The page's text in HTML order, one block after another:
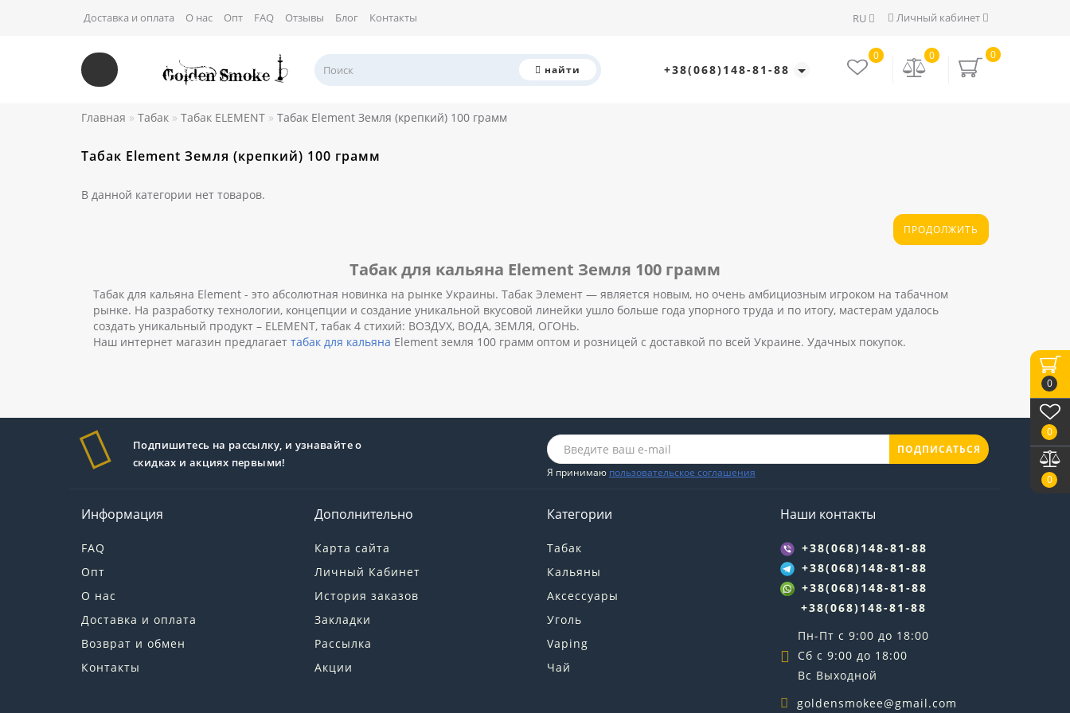
0
0
0
Личный кабинет
RU
Доставка и оплата О нас Опт FAQ Отзывы Блог Контакты
найти +38(068)148-81-88
0
0
0
Главная Табак Табак ELEMENT Табак Element Земля (крепкий) 100 грамм
Табак Element Земля (крепкий) 100 грамм
В данной категории нет товаров.
ПРОДОЛЖИТЬ
Табак для кальяна Element Земля 100 грамм
Табак для кальяна Element - это абсолютная новинка на рынке Украины. Табак Элемент — является новым, но очень амбициозным игроком на табачном
рынке. На разработку технологии, концепции и создание уникальной вкусовой линейки ушло больше года упорного труда и по итогу, мастерам удалось
создать уникальный продукт – ELEMENT, табак 4 стихий: ВОЗДУХ, ВОДА, ЗЕМЛЯ, ОГОНЬ.
Наш интернет магазин предлагает табак для кальяна Element земля 100 грамм оптом и розницей с доставкой по всей Украине. Удачных покупок.
Подпишитесь на рассылку, и узнавайте о
скидках и акциях первыми!
ПОДПИСАТЬСЯ
Я принимаю пользовательское соглашения
Информация
FAQ
Опт
О нас
Доставка и оплата
Возврат и обмен
Контакты
Дополнительно
Карта сайта
Личный Кабинет
История заказов
Закладки
Рассылка
Акции
Категории
Табак
Кальяны
Аксессуары
Уголь
Vaping
Чай
Наши контакты
+38(068)148-81-88
+38(068)148-81-88
+38(068)148-81-88
+38(068)148-81-88
Пн-Пт с 9:00 до 18:00
Сб с 9:00 до 18:00
Вс Выходной
goldensmokee@gmail.com